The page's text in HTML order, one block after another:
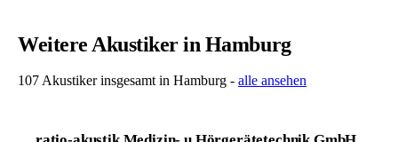
Weitere Akustiker in Hamburg
107 Akustiker insgesamt in Hamburg - alle ansehen